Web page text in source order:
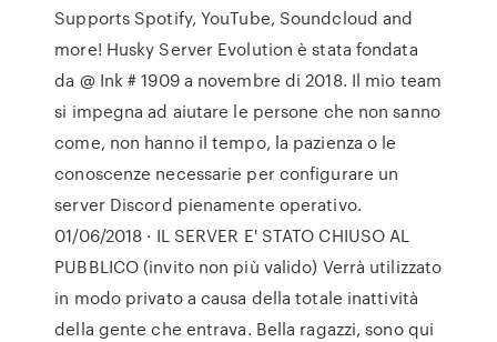
Supports Spotify, YouTube, Soundcloud and
more! Husky Server Evolution è stata fondata
da @ Ink # 1909 a novembre di 2018. Il mio team
si impegna ad aiutare le persone che non sanno
come, non hanno il tempo, la pazienza o le
conoscenze necessarie per configurare un
server Discord pienamente operativo.
01/06/2018 · IL SERVER E' STATO CHIUSO AL
PUBBLICO (invito non più valido) Verrà utilizzato
in modo privato a causa della totale inattività
della gente che entrava. Bella ragazzi, sono qui